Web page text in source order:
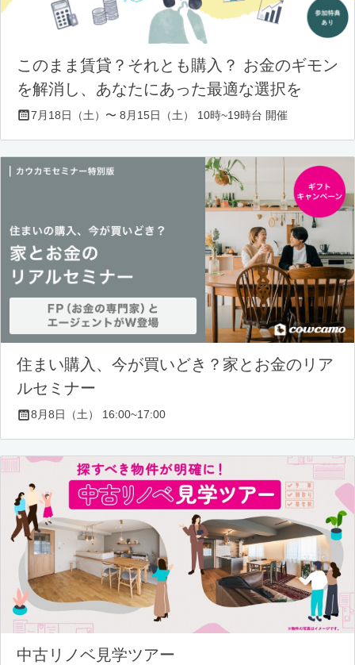
このまま賃貸？それとも購入？ お金のギモン
を解消し、あなたにあった最適な選択を
7月18日（土）〜 8月15日（土） 10時~19時台 開催
住まい購入、今が買いどき？家とお金のリア
ルセミナー
8月8日（土） 16:00~17:00
中古リノベ見学ツアー